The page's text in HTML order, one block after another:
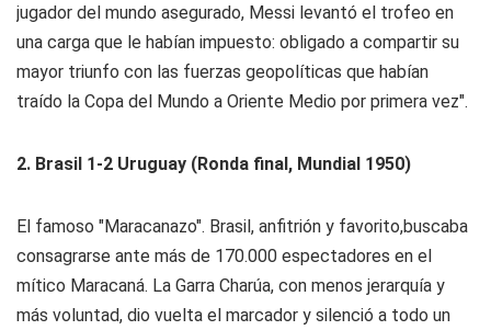
jugador del mundo asegurado, Messi levantó el trofeo en
una carga que le habían impuesto: obligado a compartir su
mayor triunfo con las fuerzas geopolíticas que habían
traído la Copa del Mundo a Oriente Medio por primera vez".
2. Brasil 1-2 Uruguay (Ronda final, Mundial 1950)
El famoso "Maracanazo". Brasil, anfitrión y favorito,buscaba
consagrarse ante más de 170.000 espectadores en el
mítico Maracaná. La Garra Charúa, con menos jerarquía y
más voluntad, dio vuelta el marcador y silenció a todo un